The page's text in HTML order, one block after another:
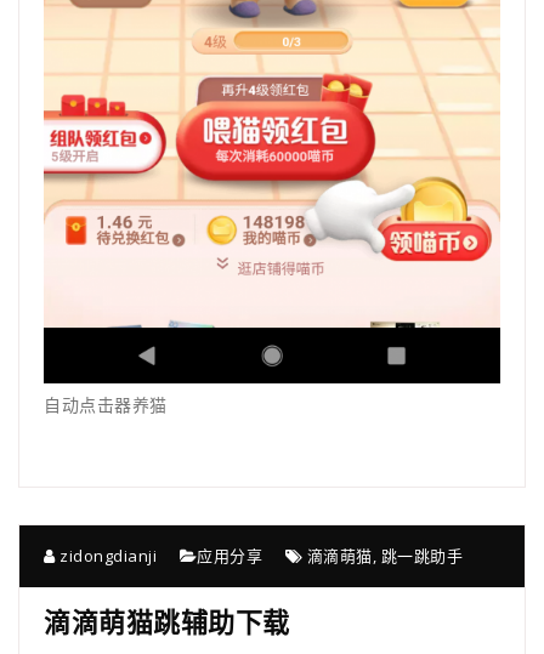
自动点击器养猫
zidongdianji 应用分享 滴滴萌猫, 跳一跳助手
滴滴萌猫跳辅助下载